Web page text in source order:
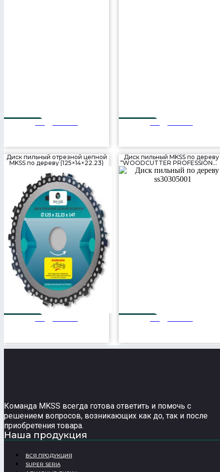
Диск пильный отрезной цепной
MKSS по дереву (125×14×22.23)
Диск пильный MKSS по дереву
“WOODCUTTER
(305×48T×30 мм)
Команда MKSS всегда готова ответить и помочь с
решением вопросов, возникающих как до, так и после
приобретения товара.
Наша продукция
ВСЯ ПРОДУКЦИЯ
SUPER SERIA